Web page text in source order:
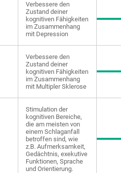
Verbessere den
Zustand deiner
kognitiven Fähigkeiten
im Zusammenhang
mit Depression
Verbessere den
Zustand deiner
kognitiven Fähigkeiten
im Zusammenhang
mit Multipler Sklerose
Stimulation der
kognitiven Bereiche,
die am meisten von
einem Schlaganfall
betroffen sind, wie
z.B. Aufmerksamkeit,
Gedächtnis, exekutive
Funktionen, Sprache
und Orientierung.